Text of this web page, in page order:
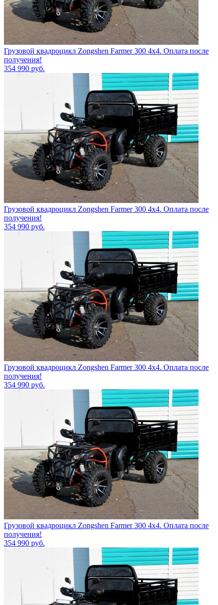
Грузовой квадроцикл Zongshen Farmer 300 4х4. Оплата после
получения!
354 990 руб.
Грузовой квадроцикл Zongshen Farmer 300 4х4. Оплата после
получения!
354 990 руб.
Грузовой квадроцикл Zongshen Farmer 300 4х4. Оплата после
получения!
354 990 руб.
Грузовой квадроцикл Zongshen Farmer 300 4х4. Оплата после
получения!
354 990 руб.